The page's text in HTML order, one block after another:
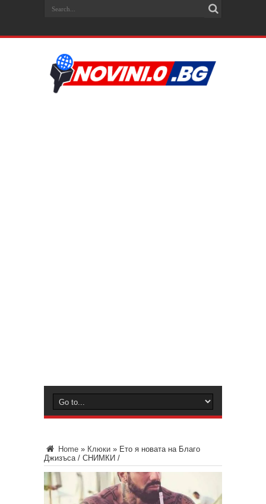
Home » Клюки » Ето я новата на Благо
Джизъса / СНИМКИ /